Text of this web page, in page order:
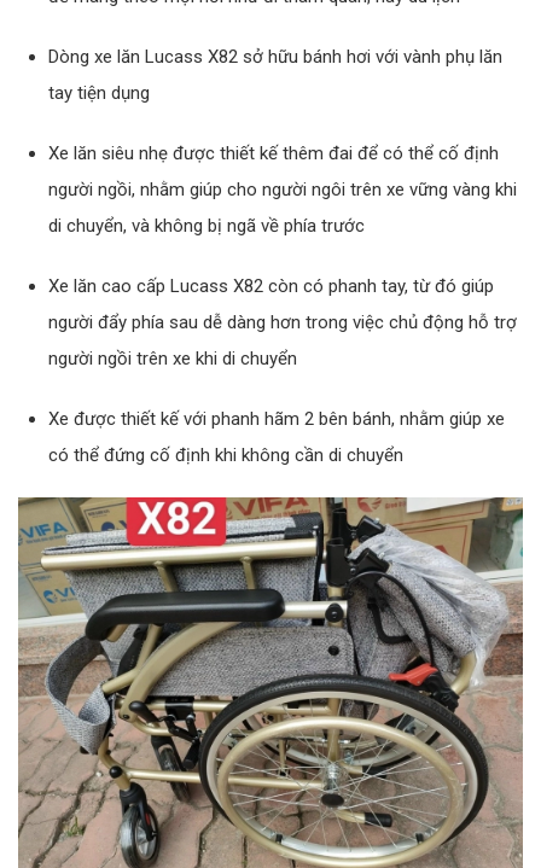
Dòng xe lăn Lucass X82 sở hữu bánh hơi với vành phụ lăn
tay tiện dụng
Xe lăn siêu nhẹ được thiết kế thêm đai để có thể cố định
người ngồi, nhằm giúp cho người ngôi trên xe vững vàng khi
di chuyển, và không bị ngã về phía trước
Xe lăn cao cấp Lucass X82 còn có phanh tay, từ đó giúp
người đẩy phía sau dễ dàng hơn trong việc chủ động hỗ trợ
người ngồi trên xe khi di chuyển
Xe được thiết kế với phanh hãm 2 bên bánh, nhằm giúp xe
có thể đứng cố định khi không cần di chuyển